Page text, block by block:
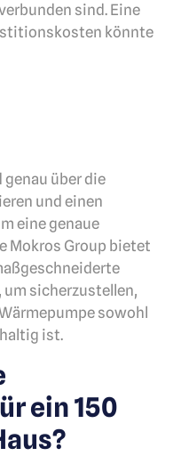
sind. Eine
könnte
genau über die
und einen
eine genaue
Mokros Group bietet
um sicherzustellen,
sowohl
ist.
ein 150